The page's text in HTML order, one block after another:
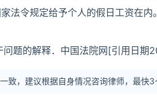
法令规定给予个人的假日工资在内
题的解释．中国法院网[引用日期
致，建议根据自身情况咨询律师，最快